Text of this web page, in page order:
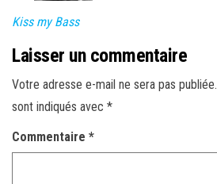
Kiss my Bass
Laisser un commentaire
Votre adresse e-mail ne sera pas publiée.
sont indiqués avec *
Commentaire *